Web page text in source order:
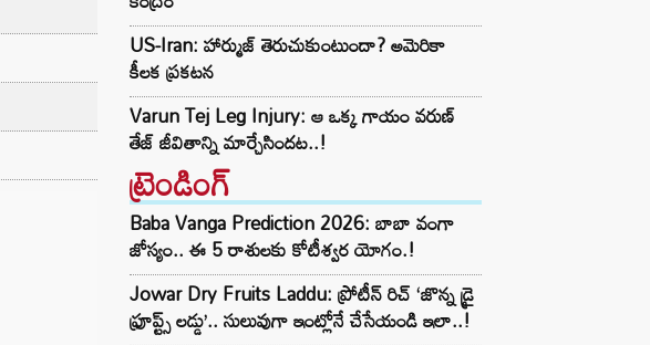
US-Iran: హార్ముజ్ తెరుచుకుంటుందా? అమెరికా
కీలక ప్రకటన
Varun Tej Leg Injury: ఆ ఒక్క గాయం వరుణ్
తేజ్ జీవితాన్ని మార్చేసిందట..!
ట్రెండింగ్‌
Baba Vanga Prediction 2026: బాబా వంగా
జోస్యం.. ఈ 5 రాశులకు కోటీశ్వర యోగం.!
Jowar Dry Fruits Laddu: ప్రోటీన్ రిచ్ ‘జొన్న డ్రై
ఫ్రూప్ట్స్ లడ్డు’.. సులువుగా ఇంట్లోనే చేసేయండి ఇలా..!